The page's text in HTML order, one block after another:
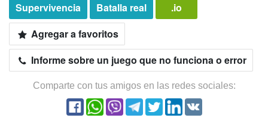
Supervivencia Batalla real
.io
Agregar a favoritos
Informe sobre un juego que no funciona o error
Comparte con tus amigos en las redes sociales: